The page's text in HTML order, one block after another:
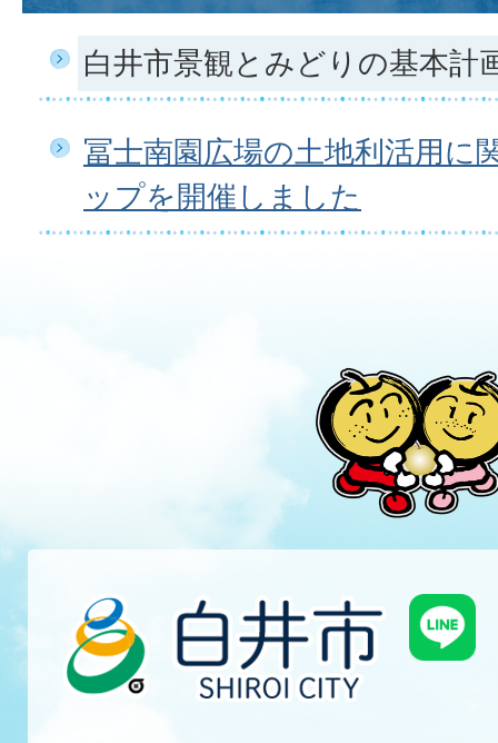
白井市景観とみどりの基本計
冨士南園広場の土地利活用に
ップを開催しました